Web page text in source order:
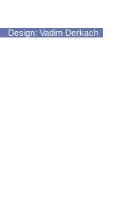
Design: Vadim Derkach